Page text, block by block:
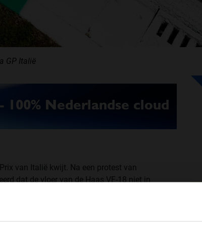
GP Italië
van Italië kwijt. Na een protest van
dat de vloer van de Haas VF-18 niet in
zo luidde de verklaring van de
Ocon (Racing Point Force India) de zesde